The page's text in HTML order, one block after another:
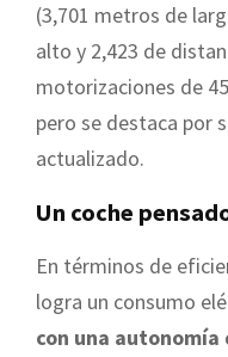
(3,701 metros de
alto y 2,423 de
motorizaciones de 45
pero se destaca por
actualizado.
Un coche
En términos de
logra un consumo
con una autonomía